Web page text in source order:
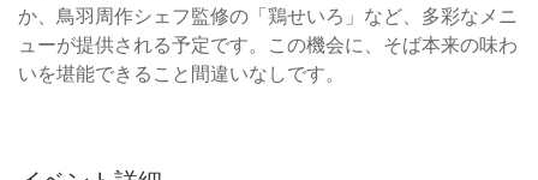
か、鳥羽周作シェフ監修の「鶏せいろ」など、多彩なメニ
ューが提供される予定です。この機会に、そば本来の味わ
いを堪能できること間違いなしです。